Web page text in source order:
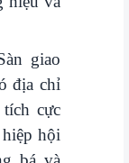
giao
địa chỉ
tích cực
hội